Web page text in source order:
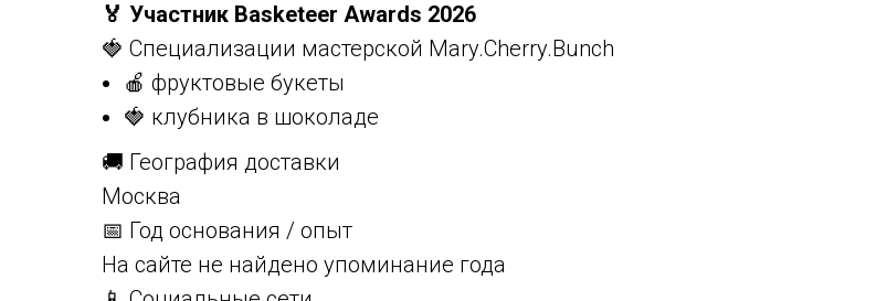
🏅 Участник Basketeer Awards 2026
🍓 Специализации мастерской Mary.Cherry.Bunch
🍎 фруктовые букеты
🍓 клубника в шоколаде
🚚 География доставки
Москва
📅 Год основания / опыт
На сайте не найдено упоминание года